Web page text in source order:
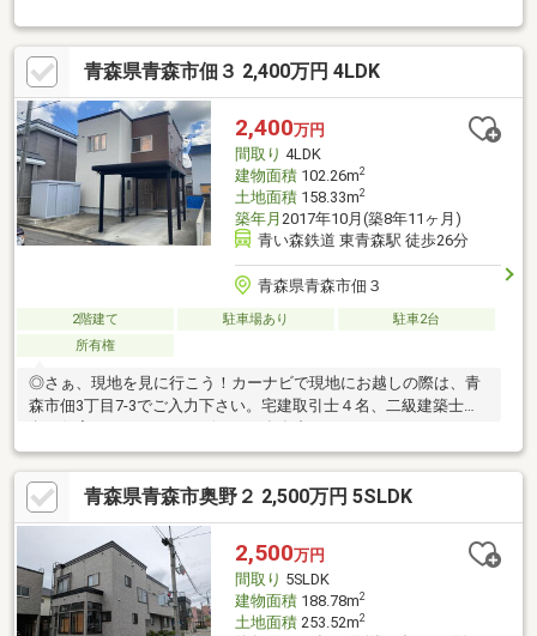
1.5坪（お子様がいても広さに余裕があります）■シャワー付き水
栓3面鏡広々洗面台■対面式キッチンとカップボード■キッチン収
納■大型玄関収納■ウォークインクローゼット完備■2Ｆホール部分
にホール干し可能■外物置付き■地盤調査済み
青森県青森市佃３ 2,400万円 4LDK
2,400万円
間取り 4LDK
建物面積102.26m2
土地面積158.33m2
築年月 2017年10月(築8年11ヶ月)
青い森鉄道 東青森駅 徒歩26分
青森県青森市佃３
2階建て 駐車場あり
駐車2台
所有権
◎さぁ、現地を見に行こう！カーナビで現地にお越しの際は、青
森市佃3丁目7-3でご入力下さい。宅建取引士４名、二級建築士１
名、住宅ローンアドバイザーが４名在中しております。なんでも
お気軽にご相談ください！お客様に合わせて柔軟に対応致しま
す。 ※お申し込みが複数入った場合、売主様にとってより条件が
よい方が優先されます※お申し込み順ではございませんのでご注
意ください※お申込み条件のご相談、その他詳細につきましては
遠慮なくお問合せ下さい
青森県青森市奥野２ 2,500万円 5SLDK
2,500万円
間取り 5SLDK
建物面積188.78m2
土地面積253.52m2